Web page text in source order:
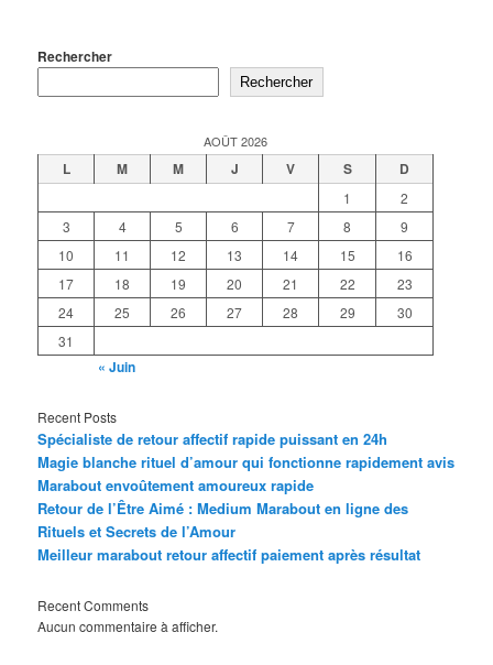
Rechercher
Rechercher
AOÛT 2026
L M M J V S D
1
2
3
4 5 6 7 8
9
10
11 12 13 14 15
16
17
18 19 20 21 22
23
24
25 26 27 28 29
30
31
« Juin
Recent Posts
Spécialiste de retour affectif rapide puissant en 24h
Magie blanche rituel d’amour qui fonctionne rapidement avis
Marabout envoûtement amoureux rapide
Retour de l’Être Aimé : Medium Marabout en ligne des
Rituels et Secrets de l’Amour
Meilleur marabout retour affectif paiement après résultat
Recent Comments
Aucun commentaire à afficher.